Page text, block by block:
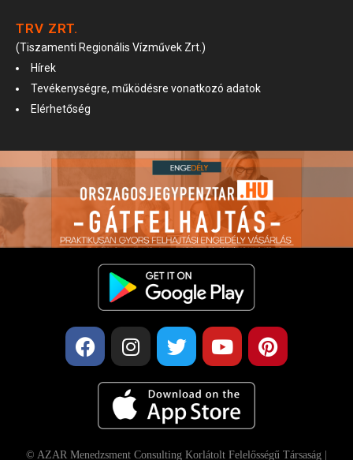
TRV ZRT.
(Tiszamenti Regionális Vízművek Zrt.)
Hírek
Tevékenységre, működésre vonatkozó adatok
Elérhetőség
© AZAR Menedzsment Consulting Korlátolt Felelősségű Társaság |